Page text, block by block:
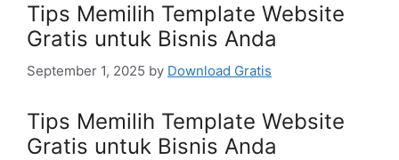
Tips Memilih Template Website
Gratis untuk Bisnis Anda
September 1, 2025 by Download Gratis
Tips Memilih Template Website
Gratis untuk Bisnis Anda